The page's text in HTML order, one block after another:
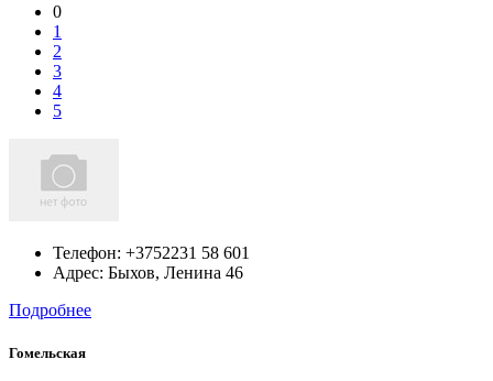
0
1
2
3
4
5
Телефон: +3752231 58 601
Адрес: Быхов, Ленина 46
Подробнее
Гомельская